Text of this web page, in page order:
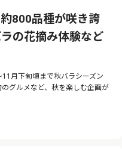
800品種が咲き誇
の花摘み体験など
月下旬頃まで秋バラシーズン
グルメなど、秋を楽しむ企画が